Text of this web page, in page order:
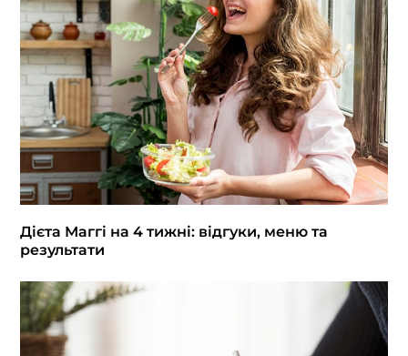
Дієта Маггі на 4 тижні: відгуки, меню та
результати